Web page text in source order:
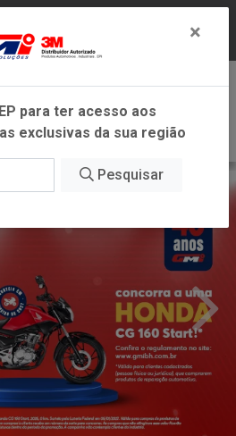
DE MINAS GERAIS.
×
para ter acesso aos
exclusivas da sua região
Pesquisar